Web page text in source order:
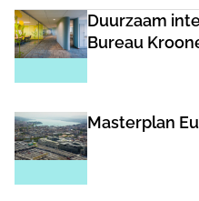
Duurzaam
Bureau
Masterplan